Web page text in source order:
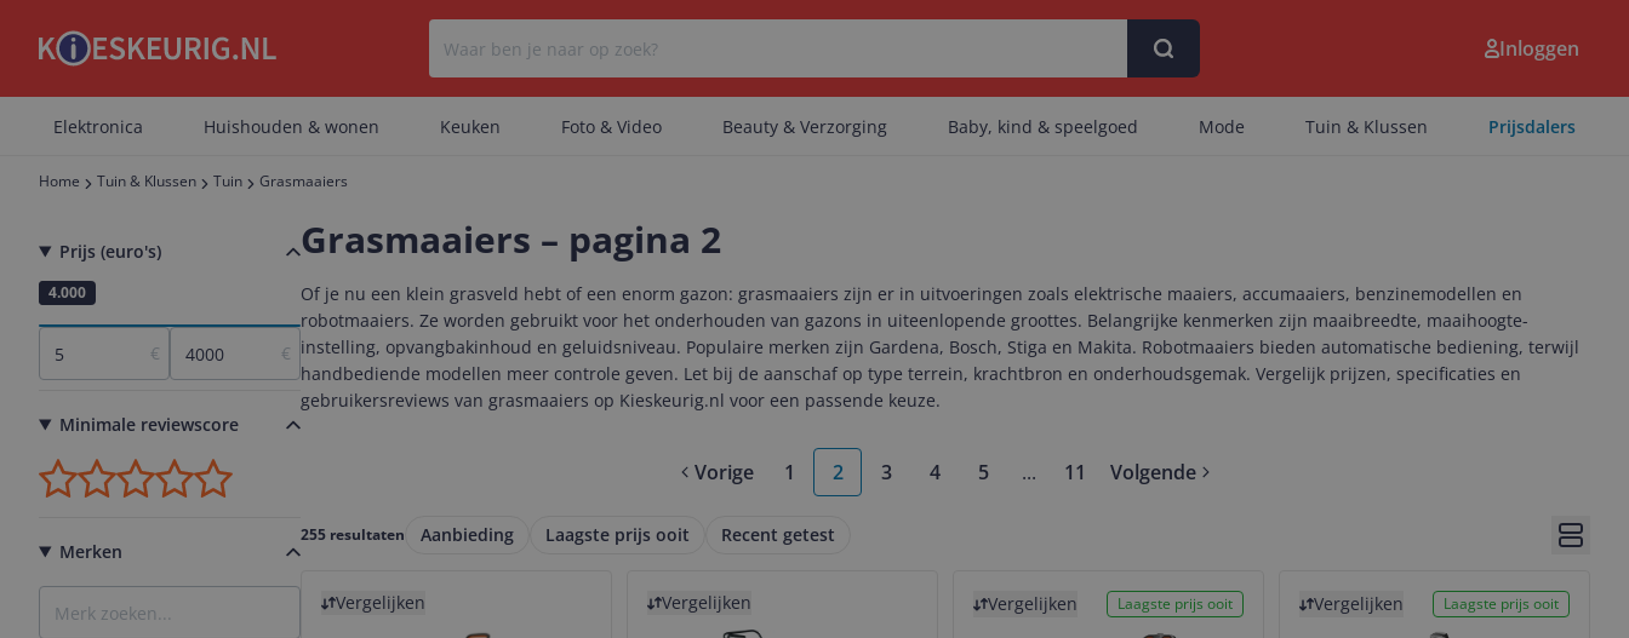
Er zijn geen categorieën gevonden.
Er zijn geen producten gevonden.
Er zijn geen artikelen gevonden.
Inloggen
Elektronica Huishouden & wonen Keuken Foto & Video Beauty & Verzorging Baby, kind & speelgoed Mode Tuin & Klussen Prijsdalers
Home Tuin & Klussen Tuin Grasmaaiers
Prijs (euro's)
5
4.000
€ €
Minimale reviewscore
Merken
Grasmaaiers – pagina 2
Of je nu een klein grasveld hebt of een enorm gazon: grasmaaiers zijn er in uitvoeringen zoals elektrische maaiers, accu­maaiers, benzinemodellen en
robotmaaiers. Ze worden gebruikt voor het onderhouden van gazons in uiteenlopende groottes. Belangrijke kenmerken zijn maaibreedte, maaihoogte-
instelling, opvangbakinhoud en geluidsniveau. Populaire merken zijn Gardena, Bosch, Stiga en Makita. Robotmaaiers bieden automatische bediening, terwijl
handbediende modellen meer controle geven. Let bij de aanschaf op type terrein, krachtbron en onderhoudsgemak. Vergelijk prijzen, specificaties en
gebruikersreviews van grasmaaiers op Kieskeurig.nl voor een passende keuze.
Vorige 1 2 3 4 5 ...More pages
11 Volgende
255 resultaten Aanbieding Laagste prijs ooit Recent getest
Vergelijken Vergelijken Vergelijken Laagste prijs ooit Vergelijken Laagste prijs ooit